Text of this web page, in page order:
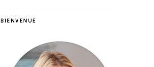
BIENVENUE